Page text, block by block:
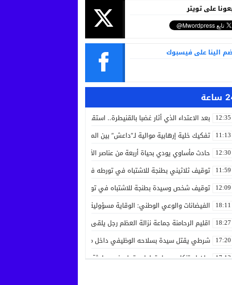
على تويتر
الينا على فيسبوك
12:35 بعد الاعتداء الذي أثار غضبا بالقنيطرة.. استقرار الحالة الصحية لسائق
11:13 تفكيك خلية إرهابية موالية لـ”داعش” بين المغرب وإسبانيا في عملية أمنية
12:30 حادث مأساوي يودي بحياة أربعة من عناصر الأمن الوطني في مهمة رسمية
11:59 توقيف ثلاثيني بطنجة للاشتباه في تورطه في جريمة قتل داخل مستشفى بعد
12:09 توقيف شخص وسيدة بطنجة للاشتباه في تورطهما في تزوير شهادات
18:11 الفيضانات والوعي الوطني: الوقاية مسؤولية الجميع
18:27 اقليم الرحامنة جماعة نزالة العظم رجل يلقى حتفه بآلة جني الزيتون داخل
17:20 شرطي يقتل سيدة بسلاحه الوظيفي داخل منزله بسلا الجديدة
17:13 بيان استنكاري حول تداول مقطع فيديو لجثة مواطن من مدينة عيون سيدي